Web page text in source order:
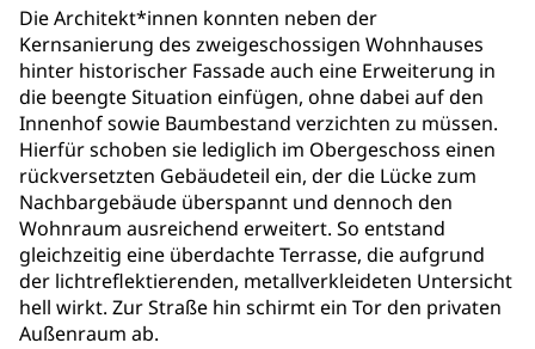
Die Architekt*innen konnten neben der
Kernsanierung des zweigeschossigen Wohnhauses
hinter historischer Fassade auch eine Erweiterung in
die beengte Situation einfügen, ohne dabei auf den
Innenhof sowie Baumbestand verzichten zu müssen.
Hierfür schoben sie lediglich im Obergeschoss einen
rückversetzten Gebäudeteil ein, der die Lücke zum
Nachbargebäude überspannt und dennoch den
Wohnraum ausreichend erweitert. So entstand
gleichzeitig eine überdachte Terrasse, die aufgrund
der lichtreflektierenden, metallverkleideten Untersicht
hell wirkt. Zur Straße hin schirmt ein Tor den privaten
Außenraum ab.